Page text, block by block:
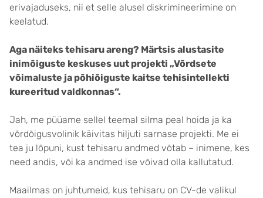
erivajaduseks, nii et selle alusel diskrimineerimine on
keelatud.
Aga näiteks tehisaru areng? Märtsis alustasite
inimõiguste keskuses uut projekti „Võrdsete
võimaluste ja põhiõiguste kaitse tehisintellekti
kureeritud valdkonnas“.
Jah, me püüame sellel teemal silma peal hoida ja ka
võrdõigusvolinik käivitas hiljuti sarnase projekti. Me ei
tea ju lõpuni, kust tehisaru andmed võtab – inimene, kes
need andis, või ka andmed ise võivad olla kallutatud.
Maailmas on juhtumeid, kus tehisaru on CV-de valikul